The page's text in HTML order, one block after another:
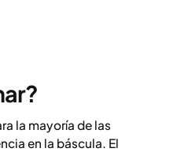
la mayoría de las
en la báscula. El